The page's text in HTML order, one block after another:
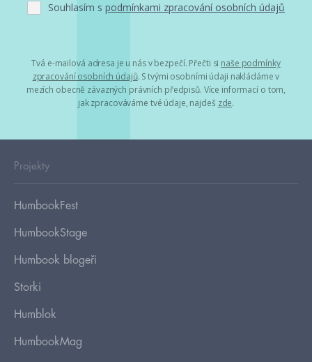
Souhlasím s podmínkami zpracování osobních údajů
Tvá e-mailová adresa je u nás v bezpečí. Přečti si naše podmínky
zpracování osobních údajů. S tvými osobními údaji nakládáme v
mezích obecně závazných právních předpisů. Více informací o tom,
jak zpracováváme tvé údaje, najdeš zde.
Projekty
HumbookFest
HumbookStage
Humbook blogeři
Storki
Humblok
HumbookMag